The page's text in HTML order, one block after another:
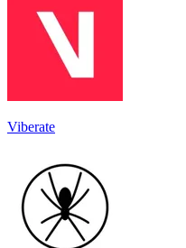
Viberate